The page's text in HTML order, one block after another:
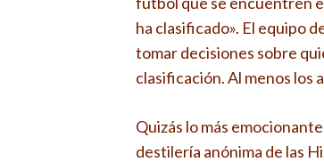
ha clasificado». El equipo
tomar decisiones sobre
clasificación. Al menos los
Quizás lo más
destilería anónima de las